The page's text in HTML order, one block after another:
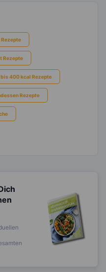
Rezepte
Rezepte
400 kcal Rezepte
Rezepte